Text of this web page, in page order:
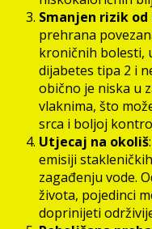
Smanjen rizik
prehrana
kroničnih bolesti,
dijabetes tipa 2 i
obično je niska u
vlaknima, što
srca i boljoj
Utjecaj na okoliš
emisiji
zagađenju vode.
života, pojedinci
doprinijeti